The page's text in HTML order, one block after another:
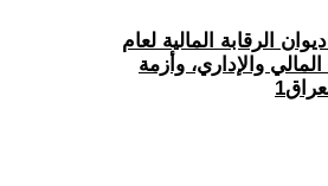
الرقابة المالية لعام
المالي والإداري، وأزمة